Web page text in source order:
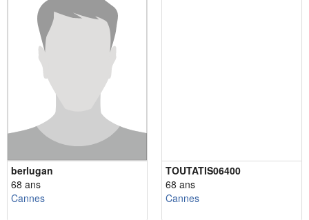
berlugan
68 ans
Cannes
TOUTATIS06400
68 ans
Cannes